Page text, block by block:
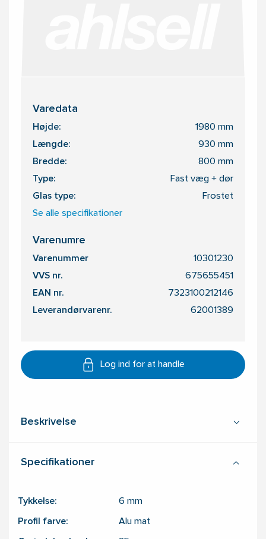
Varedata
Højde: 1980 mm
Længde: 930 mm
Bredde: 800 mm
Type: Fast væg + dør
Glas type: Frostet
Se alle specifikationer
Varenumre
Varenummer 10301230
VVS nr. 675655451
EAN nr. 7323100212146
Leverandørvarenr. 62001389
Log ind for at handle
Beskrivelse
Specifikationer
Tykkelse: 6 mm
Profil farve: Alu mat